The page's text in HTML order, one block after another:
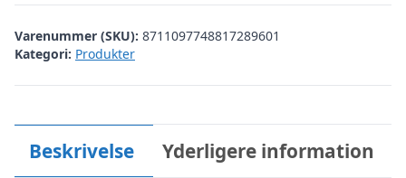
Varenummer (SKU): 8711097748817289601
Kategori: Produkter
Beskrivelse Yderligere information